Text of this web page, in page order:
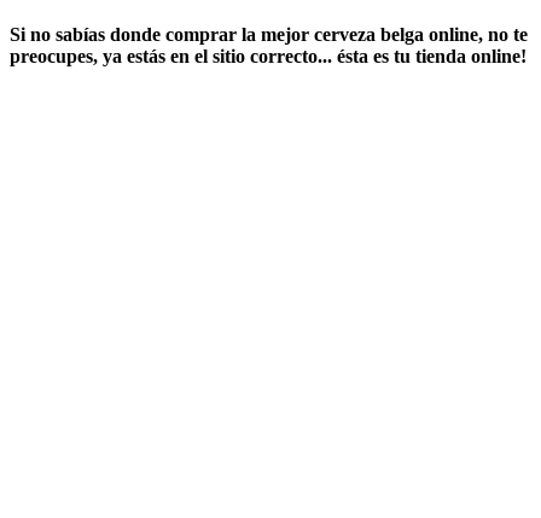
Si no sabías ​ donde comprar la mejor cerveza belga online​, no te
preocupes, ya estás en el sitio correcto... ésta es tu tienda online!